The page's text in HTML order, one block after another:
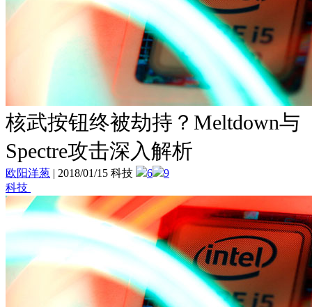
核武按钮终被劫持？Meltdown与
Spectre攻击深入解析
欧阳洋葱 | 2018/01/15 科技 6
9
科技